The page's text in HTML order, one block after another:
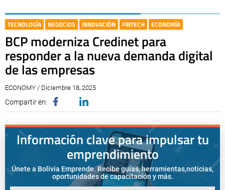
TECNOLOGÍA NEGOCIOS INNOVACIÓN FINTECH ECONOMÍA
BCP moderniza Credinet para
responder a la nueva demanda digital
de las empresas
ECONOMY / Diciembre 18, 2025
Compartir en:
Información clave para impulsar tu
emprendimiento
Únete a Bolivia Emprende. Recibe guías, herramientas,noticias,
oportunidades de capacitación y más.